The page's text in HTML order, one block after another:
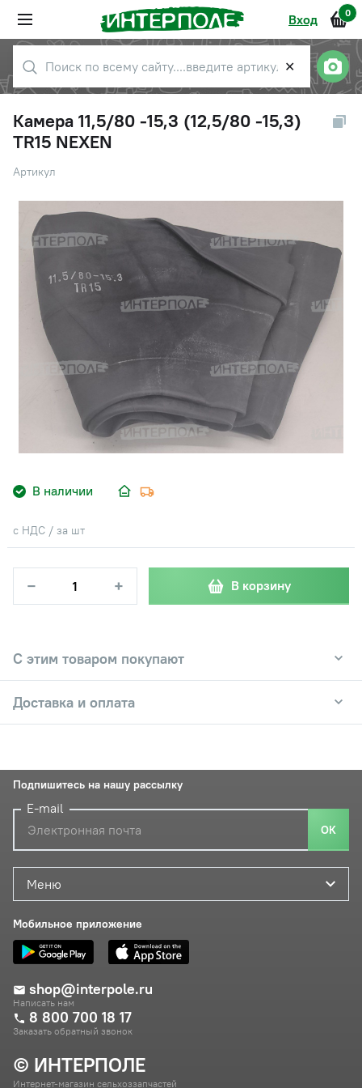
Вход 0
✕
Камера 11,5/80 -15,3 (12,5/80 -15,3)
TR15 NEXEN
Артикул
В наличии
с НДС / за шт
− + В корзину
С этим товаром покупают
Доставка и оплата
© ИНТЕРПОЛЕ
Интернет-магазин сельхоззапчастей
Меню
Мобильное приложение
shop@interpole.ru
Написать нам
8 800 700 18 17
Заказать обратный звонок
Подпишитесь на нашу рассылку
E-mail
ОК